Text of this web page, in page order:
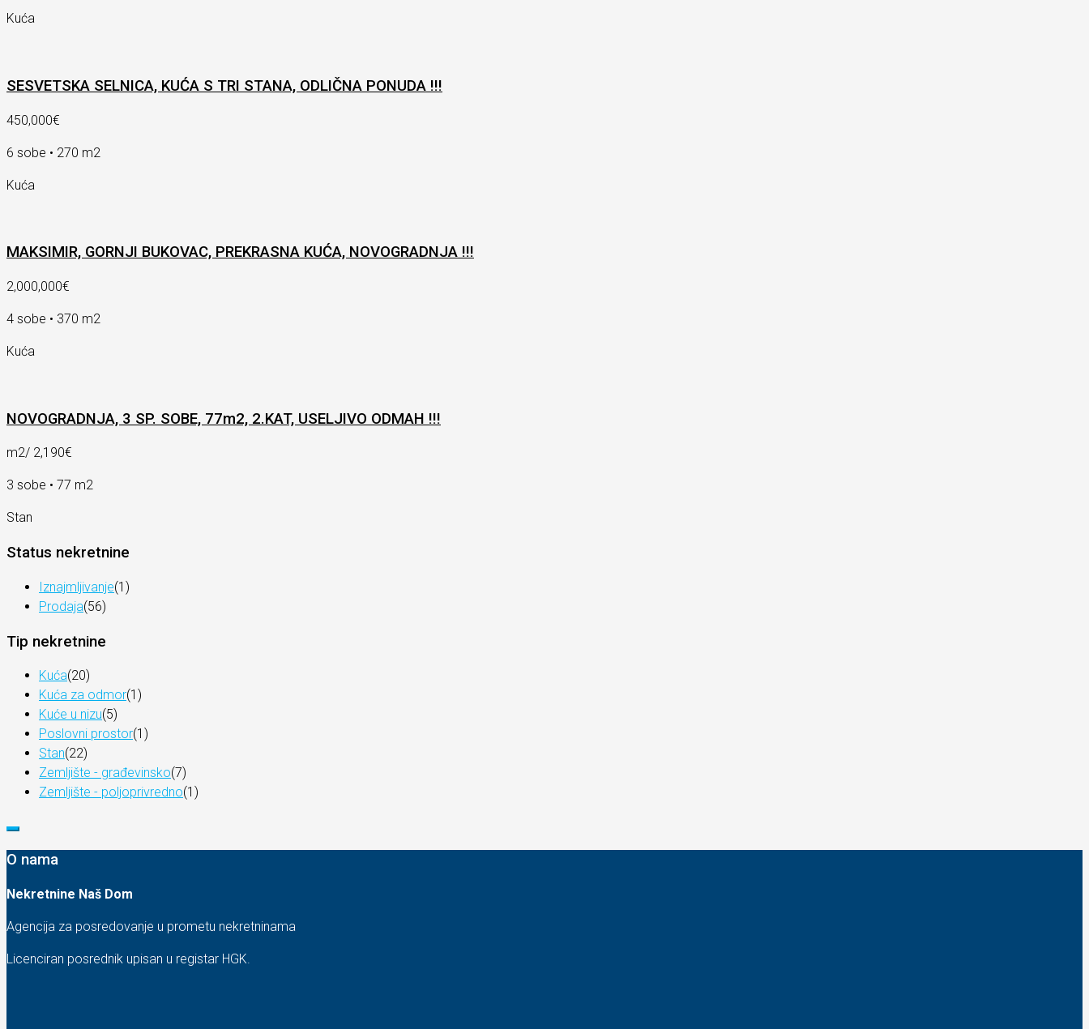
Kuća
SESVETSKA SELNICA, KUĆA S TRI STANA, ODLIČNA PONUDA !!!
450,000€
6 sobe • 270 m2
Kuća
MAKSIMIR, GORNJI BUKOVAC, PREKRASNA KUĆA, NOVOGRADNJA !!!
2,000,000€
4 sobe • 370 m2
Kuća
NOVOGRADNJA, 3 SP. SOBE, 77m2, 2.KAT, USELJIVO ODMAH !!!
m2/ 2,190€
3 sobe • 77 m2
Stan
Status nekretnine
Iznajmljivanje(1)
Prodaja(56)
Tip nekretnine
Kuća(20)
Kuća za odmor(1)
Kuće u nizu(5)
Poslovni prostor(1)
Stan(22)
Zemljište - građevinsko(7)
Zemljište - poljoprivredno(1)
O nama
Nekretnine Naš Dom
Agencija za posredovanje u prometu nekretninama
Licenciran posrednik upisan u registar HGK.